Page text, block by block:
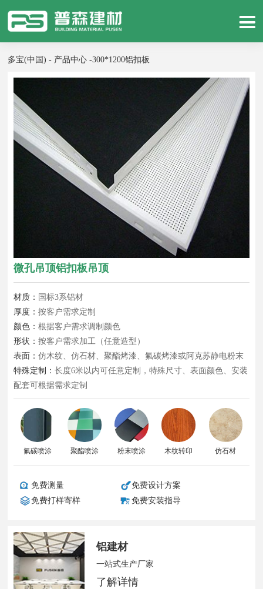
多宝(中国) - 产品中心 -300*1200铝扣板
微孔吊顶铝扣板吊顶
材质： 国标3系铝材
厚度：按客户需求定制
颜色：根据客户需求调制颜色
形状：按客户需求加工（任意造型）
表面：仿木纹、仿石材、聚酯烤漆、氟碳烤漆或阿克苏静电粉末
特殊定制：长度6米以内可任意定制，特殊尺寸、表面颜色、安装
配套可根据需求定制
氟碳喷涂 聚酯喷涂 粉末喷涂 木纹转印 仿石材
免费测量
免费设计方案
免费打样寄样
免费安装指导
铝建材
一站式生产厂家
了解详情